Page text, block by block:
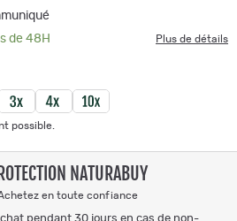
de 48H
Plus de détails
possible.
NATURABUY
en toute confiance
pendant 30 jours en cas de non-